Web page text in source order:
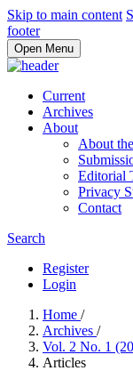
Skip to main content
footer
Open Menu
Current
Archives
About
About
Editorial
Privacy
Contact
Search
Register
Login
Home /
Archives /
Vol. 2 No. 1
Articles